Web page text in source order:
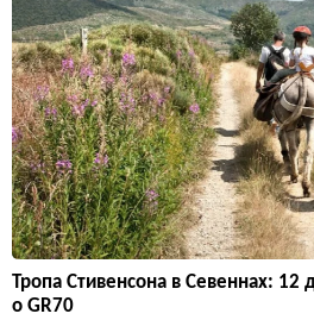
Тропа Стивенсона в Севеннах:
о GR70